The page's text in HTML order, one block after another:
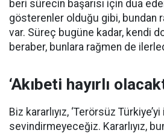
beri sürecin başarısı için dua
gösterenler olduğu gibi, bundan
var. Süreç bugüne kadar, kendi
beraber, bunlara rağmen de
‘Akıbeti hayırlı
Biz kararlıyız, ‘Terörsüz
sevindirmeyeceğiz. Kararlıyız,